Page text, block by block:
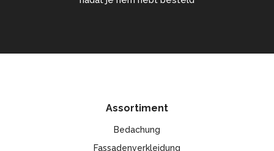
Assortiment
Bedachung
Fassadenverkleidung